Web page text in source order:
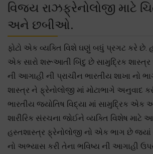
વિજય રાઝફ્રેનોલોજી માટે
અને છબીઓ.
ફોટો એક વ્યક્તિ વિશે ઘણું બધું પ્રગટ કરે છે.
એક સારો શરૂઆતી બિંદુ છે સામુદ્રિક
ની આગાહી ની પ્રાચીન ભારતીય શાખા નો
શાસ્ત્ર ને ફ્રેનોલોજી માં મોટાભાગે અનુવાદ
ભારતીય જ્યોતિષ વિદ્યા માં સામુદ્રિક
શારીરિક સંરચના જોઈને વ્યક્તિ વિશેષ માટે
હસ્તશાસ્ત્ર ફ્રેનોલોજી નો એક ભાગ છે જ્યાં
નો અભ્યાસ કરી તેના ભવિષ્ય ની આગાહી